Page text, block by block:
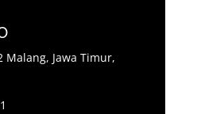
Malang, Jawa Timur,